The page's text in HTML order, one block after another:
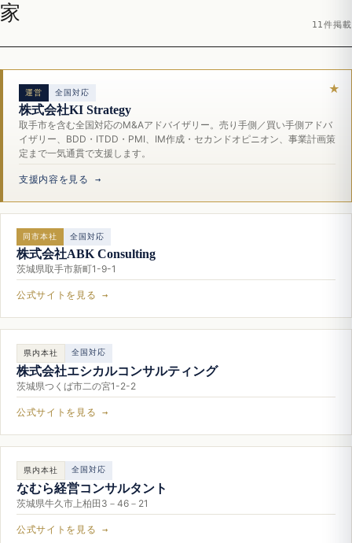
家
11件掲載
運営 全国対応
株式会社KI Strategy
取手市を含む全国対応のM&Aアドバイザリー。売り手側／買い手側アドバ
イザリー、BDD・ITDD・PMI、IM作成・セカンドオピニオン、事業計画策
定まで一気通貫で支援します。
支援内容を見る →
同市本社 全国対応
株式会社ABK Consulting
茨城県取手市新町1-9-1
公式サイトを見る →
県内本社 全国対応
株式会社エシカルコンサルティング
茨城県つくば市二の宮1-2-2
公式サイトを見る →
県内本社 全国対応
なむら経営コンサルタント
茨城県牛久市上柏田3－46－21
公式サイトを見る →